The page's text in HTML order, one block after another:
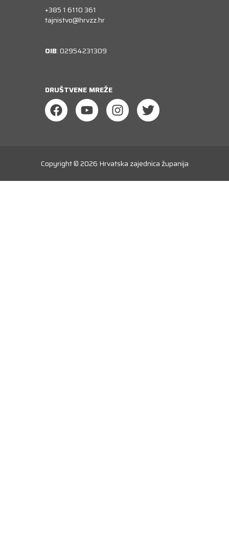
+385 1 6110 361
tajnistvo@hrvzz.hr
OIB: 02954231309
DRUŠTVENE MREŽE
Copyright © 2026 Hrvatska zajednica županija